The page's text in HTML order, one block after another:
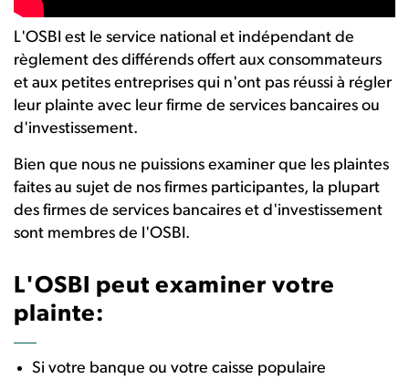
L'OSBI est le service national et indépendant de
règlement des différends offert aux consommateurs
et aux petites entreprises qui n'ont pas réussi à régler
leur plainte avec leur firme de services bancaires ou
d'investissement.
Bien que nous ne puissions examiner que les plaintes
faites au sujet de nos firmes participantes, la plupart
des firmes de services bancaires et d'investissement
sont membres de l'OSBI.
L'OSBI peut examiner votre
plainte:
Si votre banque ou votre caisse populaire